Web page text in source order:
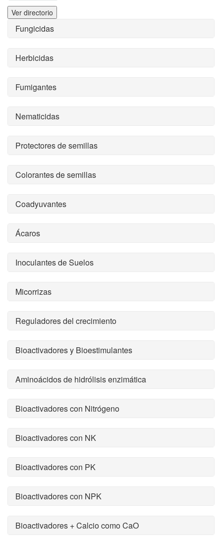
Ver directorio
Fungicidas
Herbicidas
Fumigantes
Nematicidas
Protectores de semillas
Colorantes de semillas
Coadyuvantes
Ácaros
Inoculantes de Suelos
Micorrizas
Reguladores del crecimiento
Bioactivadores y Bioestimulantes
Aminoácidos de hidrólisis enzimática
Bioactivadores con Nitrógeno
Bioactivadores con NK
Bioactivadores con PK
Bioactivadores con NPK
Bioactivadores + Calcio como CaO